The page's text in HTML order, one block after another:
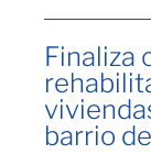
Finaliza
barrio